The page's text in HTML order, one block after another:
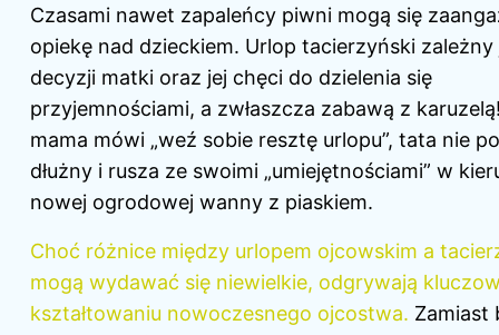
Czasami nawet zapaleńcy piwni mogą się
opiekę nad dzieckiem. Urlop tacierzyński
decyzji matki oraz jej chęci do dzielenia się
przyjemnościami, a zwłaszcza zabawą z
mama mówi „weź sobie resztę urlopu”, tata nie
dłużny i rusza ze swoimi „umiejętnościami” w
nowej ogrodowej wanny z piaskiem.
Choć różnice między urlopem ojcowskim a
mogą wydawać się niewielkie, odgrywają
kształtowaniu nowoczesnego ojcostwa. Zamiast